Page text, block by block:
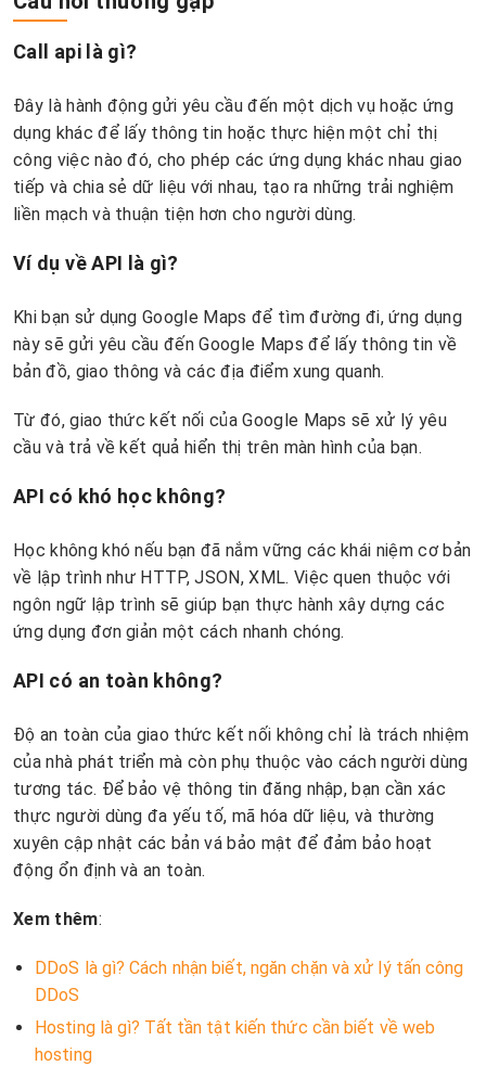
Call api là gì?
Đây là hành động gửi yêu cầu đến một dịch vụ hoặc ứng
dụng khác để lấy thông tin hoặc thực hiện một chỉ thị
công việc nào đó, cho phép các ứng dụng khác nhau giao
tiếp và chia sẻ dữ liệu với nhau, tạo ra những trải nghiệm
liền mạch và thuận tiện hơn cho người dùng.
Ví dụ về API là gì?
Khi bạn sử dụng Google Maps để tìm đường đi, ứng dụng
này sẽ gửi yêu cầu đến Google Maps để lấy thông tin về
bản đồ, giao thông và các địa điểm xung quanh.
Từ đó, giao thức kết nối của Google Maps sẽ xử lý yêu
cầu và trả về kết quả hiển thị trên màn hình của bạn.
API có khó học không?
Học không khó nếu bạn đã nắm vững các khái niệm cơ bản
về lập trình như HTTP, JSON, XML. Việc quen thuộc với
ngôn ngữ lập trình sẽ giúp bạn thực hành xây dựng các
ứng dụng đơn giản một cách nhanh chóng.
API có an toàn không?
Độ an toàn của giao thức kết nối không chỉ là trách nhiệm
của nhà phát triển mà còn phụ thuộc vào cách người dùng
tương tác. Để bảo vệ thông tin đăng nhập, bạn cần xác
thực người dùng đa yếu tố, mã hóa dữ liệu, và thường
xuyên cập nhật các bản vá bảo mật để đảm bảo hoạt
động ổn định và an toàn.
Xem thêm:
DDoS là gì? Cách nhận biết, ngăn chặn và xử lý tấn công
DDoS
Hosting là gì? Tất tần tật kiến thức cần biết về web
hosting